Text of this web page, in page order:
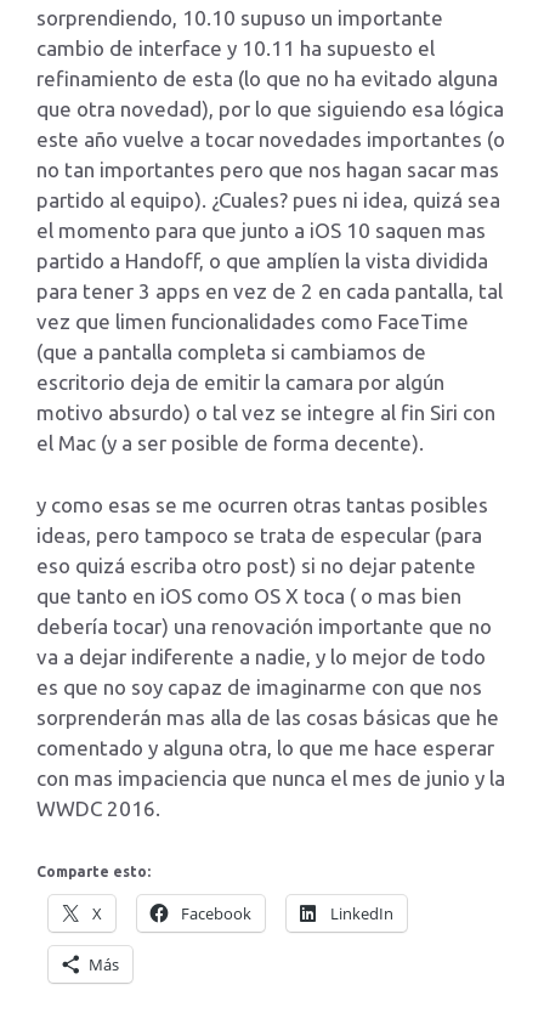
sorprendiendo, 10.10 supuso un importante
cambio de interface y 10.11 ha supuesto el
refinamiento de esta (lo que no ha evitado alguna
que otra novedad), por lo que siguiendo esa lógica
este año vuelve a tocar novedades importantes (o
no tan importantes pero que nos hagan sacar mas
partido al equipo). ¿Cuales? pues ni idea, quizá sea
el momento para que junto a iOS 10 saquen mas
partido a Handoff, o que amplíen la vista dividida
para tener 3 apps en vez de 2 en cada pantalla, tal
vez que limen funcionalidades como FaceTime
(que a pantalla completa si cambiamos de
escritorio deja de emitir la camara por algún
motivo absurdo) o tal vez se integre al fin Siri con
el Mac (y a ser posible de forma decente).
y como esas se me ocurren otras tantas posibles
ideas, pero tampoco se trata de especular (para
eso quizá escriba otro post) si no dejar patente
que tanto en iOS como OS X toca ( o mas bien
debería tocar) una renovación importante que no
va a dejar indiferente a nadie, y lo mejor de todo
es que no soy capaz de imaginarme con que nos
sorprenderán mas alla de las cosas básicas que he
comentado y alguna otra, lo que me hace esperar
con mas impaciencia que nunca el mes de junio y la
WWDC 2016.
Comparte esto:
X Facebook LinkedIn
Más